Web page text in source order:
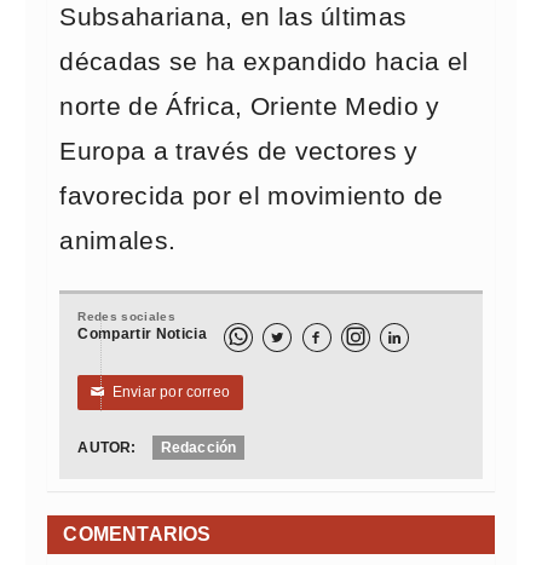
Subsahariana, en las últimas
décadas se ha expandido hacia el
norte de África, Oriente Medio y
Europa a través de vectores y
favorecida por el movimiento de
animales.
Redes sociales
Compartir Noticia   
✉ Enviar por correo
AUTOR: Redacción
COMENTARIOS